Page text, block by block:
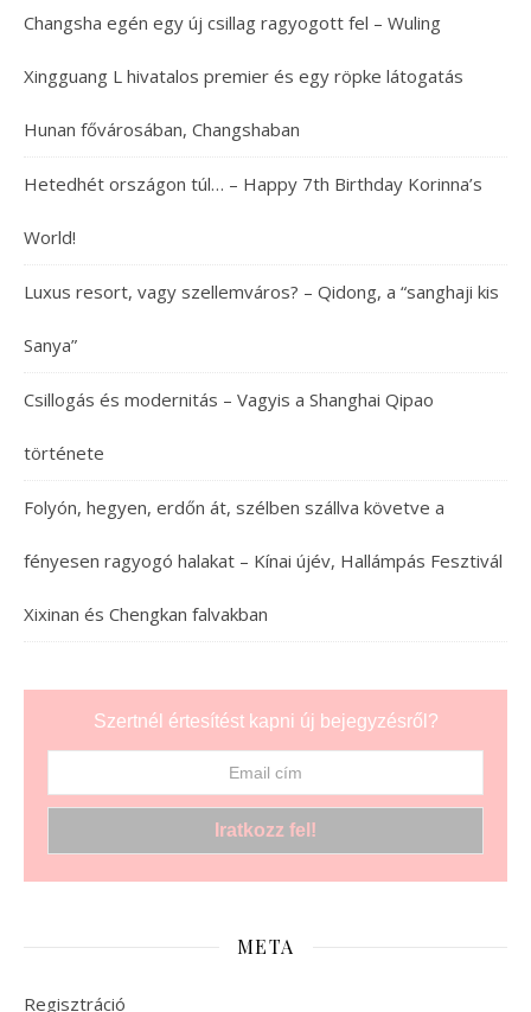
Changsha egén egy új csillag ragyogott fel – Wuling
Xingguang L hivatalos premier és egy röpke látogatás
Hunan fővárosában, Changshaban
Hetedhét országon túl… – Happy 7th Birthday Korinna’s
World!
Luxus resort, vagy szellemváros? – Qidong, a “sanghaji kis
Sanya”
Csillogás és modernitás – Vagyis a Shanghai Qipao
története
Folyón, hegyen, erdőn át, szélben szállva követve a
fényesen ragyogó halakat – Kínai újév, Hallámpás Fesztivál
Xixinan és Chengkan falvakban
Szertnél értesítést kapni új bejegyzésről?
META
Regisztráció